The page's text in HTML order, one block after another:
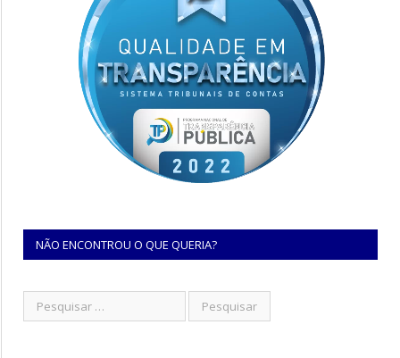
NÃO ENCONTROU O QUE QUERIA?